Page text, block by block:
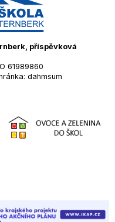
příspěvková
61989860
dahmsum